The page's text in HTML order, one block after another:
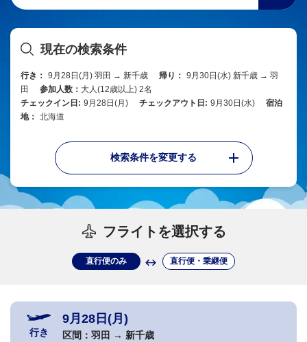
現在の検索条件
行き： 9月28日(月) 羽田 → 新千歳 帰り： 9月30日(水) 新千歳 → 羽
田
参加人数： 大人(12歳以上) 2名
チェックイン日: 9月28日(月) チェックアウト日: 9月30日(水)
宿泊
地： 北海道
検索条件を変更する
フライトを選択する
直行便のみ 直行便・乗継便
行き
9月28日(月)
区間： 羽田 → 新千歳